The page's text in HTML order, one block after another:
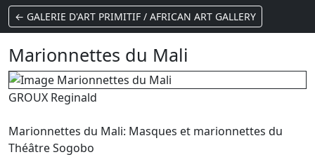
← GALERIE D'ART PRIMITIF / AFRICAN ART GALLERY
Marionnettes du Mali
GROUX Reginald
Marionnettes du Mali: Masques et marionnettes du
Théâtre Sogobo